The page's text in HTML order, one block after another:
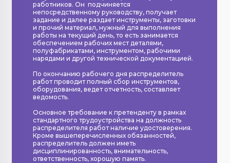
работников. Он подчиняется
непосредственному руководству, получает
задание и далее раздает инструменты, заготовки
и прочий материал, нужный для выполнения
работы на текущий день, то есть занимается
обеспечением рабочих мест деталями,
полуфабрикатами, инструментом, рабочими
нарядами и другой технической документацией.
По окончанию рабочего дня распределитель
работ проводит полный сбор инструментов,
оборудования, ведет отчетность, составляет
ведомость.
Основное требование к претенденту в рамках
стандартного трудоустройства на должность
распределителя работ наличие удостоверения.
Кроме вышеперечисленных обязанностей,
распределитель должен иметь
дисциплинированность, внимательность,
ответственность, хорошую память.